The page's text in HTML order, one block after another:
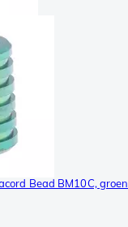
Bead BM10C, groen